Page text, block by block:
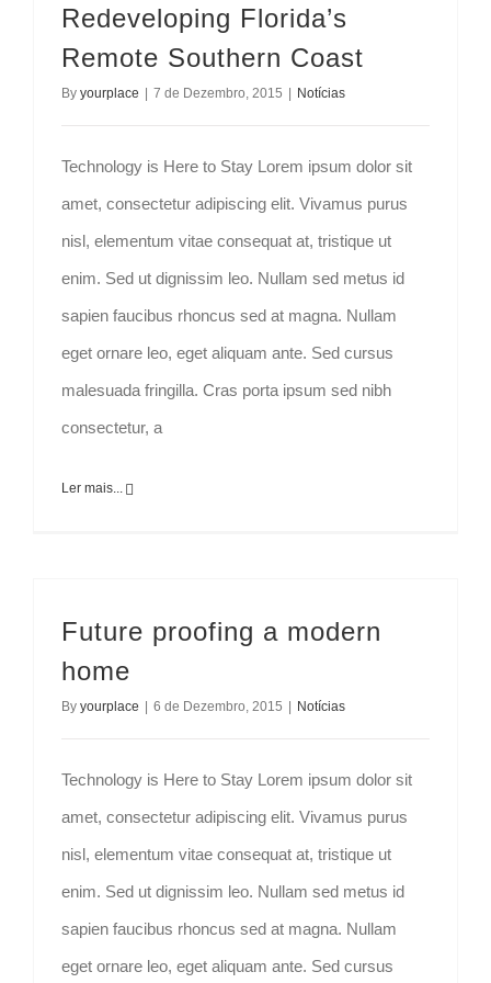
Redeveloping Florida’s
Remote Southern Coast
By yourplace 7 de Dezembro, 2015 Notícias
Technology is Here to Stay Lorem ipsum dolor sit
amet, consectetur adipiscing elit. Vivamus purus
nisl, elementum vitae consequat at, tristique ut
enim. Sed ut dignissim leo. Nullam sed metus id
sapien faucibus rhoncus sed at magna. Nullam
eget ornare leo, eget aliquam ante. Sed cursus
malesuada fringilla. Cras porta ipsum sed nibh
consectetur, a
Ler mais...
Future proofing a modern
home
By yourplace 6 de Dezembro, 2015 Notícias
Technology is Here to Stay Lorem ipsum dolor sit
amet, consectetur adipiscing elit. Vivamus purus
nisl, elementum vitae consequat at, tristique ut
enim. Sed ut dignissim leo. Nullam sed metus id
sapien faucibus rhoncus sed at magna. Nullam
eget ornare leo, eget aliquam ante. Sed cursus